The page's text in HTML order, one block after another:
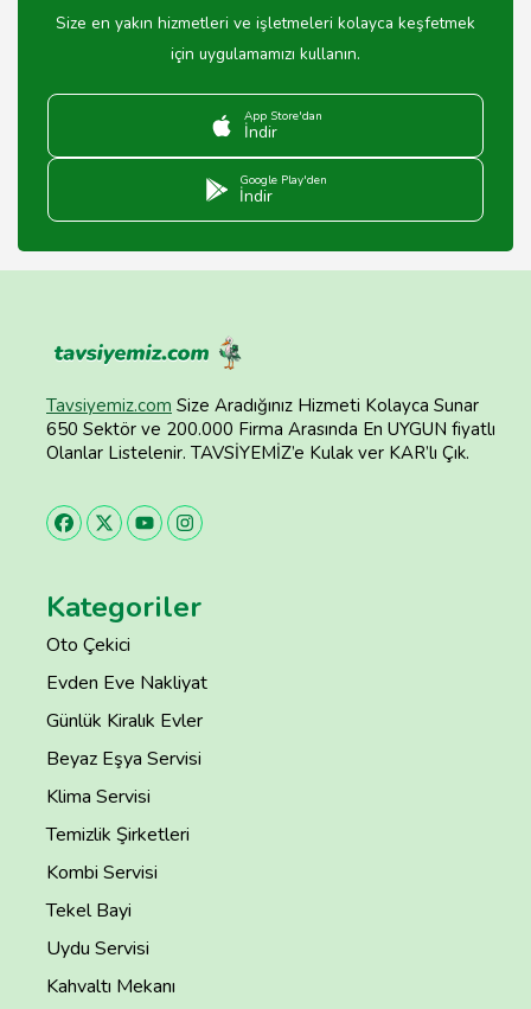
Size en yakın hizmetleri ve işletmeleri kolayca keşfetmek
için uygulamamızı kullanın.
App Store'dan
İndir
Google Play'den
İndir
Tavsiyemiz.com Size Aradığınız Hizmeti Kolayca Sunar
650 Sektör ve 200.000 Firma Arasında En UYGUN fiyatlı
Olanlar Listelenir. TAVSİYEMİZ’e Kulak ver KAR’lı Çık.
Kategoriler
Oto Çekici
Evden Eve Nakliyat
Günlük Kiralık Evler
Beyaz Eşya Servisi
Klima Servisi
Temizlik Şirketleri
Kombi Servisi
Tekel Bayi
Uydu Servisi
Kahvaltı Mekanı